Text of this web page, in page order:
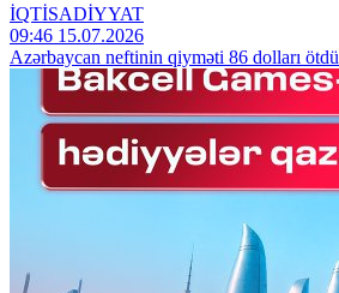
İQTİSADİYYAT
09:46 15.07.2026
Azərbaycan neftinin qiyməti 86 dolları ötdü